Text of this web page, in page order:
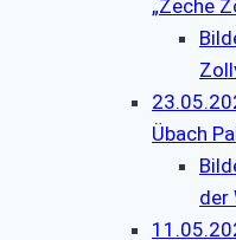
„Zeche
Übach
der